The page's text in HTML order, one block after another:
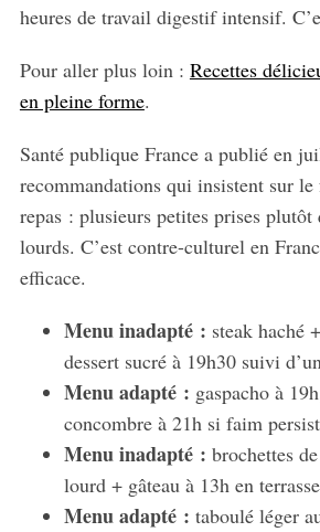
heures de travail digestif intensif.
Pour aller plus loin : Recettes
en pleine forme.
Santé publique France a publié en
recommandations qui insistent sur
repas : plusieurs petites prises plutôt
lourds. C’est contre-culturel en
efficace.
Menu inadapté : steak haché
dessert sucré à 19h30 suivi
Menu adapté : gaspacho à
concombre à 21h si faim
Menu inadapté : brochettes
lourd + gâteau à 13h en terrasse
Menu adapté : taboulé léger
S
e